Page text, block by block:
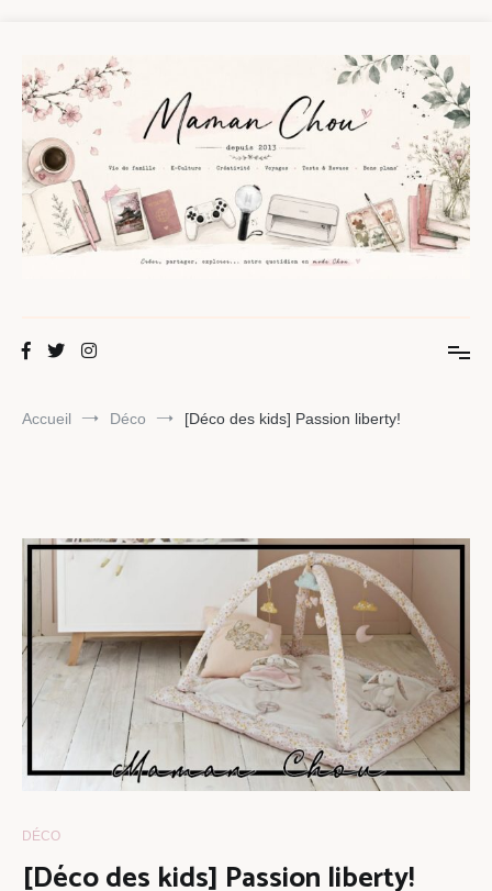
contenu
Maman Chou
Accueil Déco [Déco des kids] Passion liberty!
DÉCO
[Déco des kids] Passion liberty!